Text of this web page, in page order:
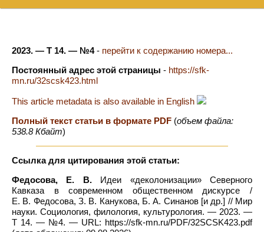
2023. — Т 14. — №4- перейти к содержанию номера...
Постоянный адрес этой страницы - https://sfk-
mn.ru/32scsk423.html
This article metadata is also available in English
Полный текст статьи в формате PDF (объем файла:
538.8 Кбайт)
Ссылка для цитирования этой статьи:
Федосова, Е. В.Идеи «деколонизации» Северного
Кавказа в современном общественном дискурсе /
Е. В. Федосова, З. В. Канукова, Б. А. Синанов [и др.] // Мир
науки. Социология, филология, культурология. — 2023. —
Т 14. — №4. — URL: https://sfk-mn.ru/PDF/32SCSK423.pdf